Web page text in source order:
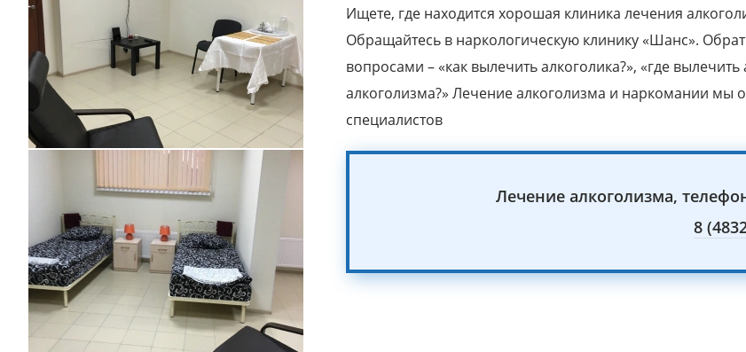
Ищете, где находится хорошая клиника лечения
Обращайтесь в наркологическую клинику «Шанс».
вопросами – «как вылечить алкоголика?», «где
алкоголизма?» Лечение алкоголизма и наркомании мы
специалистов
Лечение алкоголизма,
8